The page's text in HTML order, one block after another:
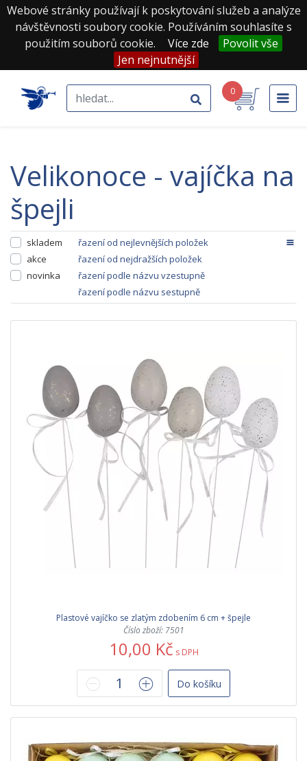
Webové stránky používají k poskytování služeb a analýze
návštěvnosti soubory cookie. Používáním souhlasíte s
použitím souborů cookie.
Více zde
Povolit vše
Jen nejnutnější
0
velikonoce - vajíčka na
špejli
skladem
akce
novinka
řazení od nejlevnějších položek
řazení od nejdražších položek
řazení podle názvu vzestupně
řazení podle názvu sestupně
Plastové vajíčko se zlatým zdobením 6 cm + špejle
Číslo zboží: 7501
10,00 Kč s DPH
Do košíku